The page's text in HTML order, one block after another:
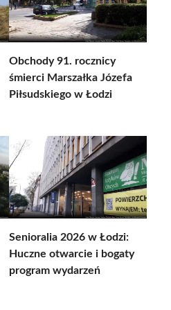
Obchody 91. rocznicy
śmierci Marszałka Józefa
Piłsudskiego w Łodzi
Senioralia 2026 w Łodzi:
Huczne otwarcie i bogaty
program wydarzeń